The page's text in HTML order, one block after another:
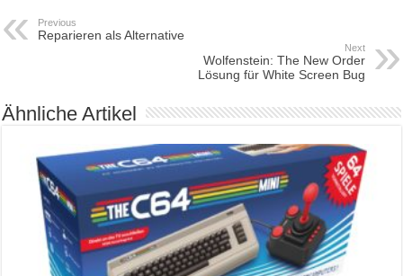
Previous
Reparieren als Alternative
Next
Wolfenstein: The New Order
Lösung für White Screen Bug
Ähnliche Artikel